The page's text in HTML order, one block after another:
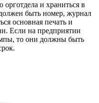
и храниться в
быть номер, журнал
основная печать и
Если на предприятии
то они должны быть